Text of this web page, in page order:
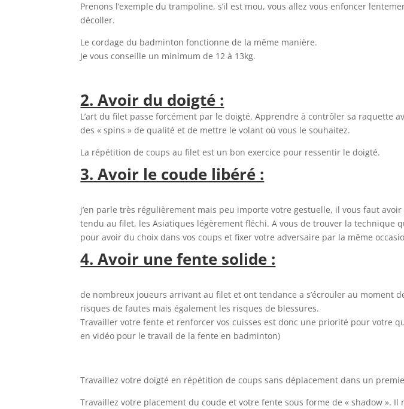
Prenons l’exemple du trampoline, s’il est mou, vous allez vous enfoncer
décoller.
Le cordage du badminton fonctionne de la même manière.
Je vous conseille un minimum de 12 à 13kg.
2. Avoir du doigté :
L’art du filet passe forcément par le doigté. Apprendre à contrôler sa raquette
des « spins » de qualité et de mettre le volant où vous le souhaitez.
La répétition de coups au filet est un bon exercice pour ressentir le doigté.
3. Avoir le coude libéré :
j’en parle très régulièrement mais peu importe votre gestuelle, il vous faut
tendu au filet, les Asiatiques légèrement fléchi. A vous de trouver la
pour avoir du choix dans vos coups et fixer votre adversaire par la même
4. Avoir une fente solide :
de nombreux joueurs arrivant au filet et ont tendance a s’écrouler au moment
risques de fautes mais également les risques de blessures.
Travailler votre fente et renforcer vos cuisses est donc une priorité pour votre
en vidéo pour le travail de la fente en badminton)
Travaillez votre doigté en répétition de coups sans déplacement dans un
Travaillez votre placement du coude et votre fente sous forme de « shadow ».